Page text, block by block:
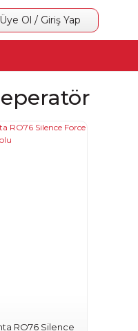
Üye Ol / Giriş Yap
RO76 Silence